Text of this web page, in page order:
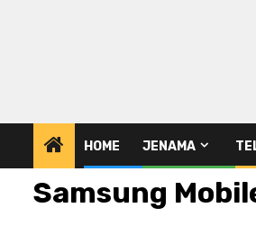
HOME JENAMA
Samsung